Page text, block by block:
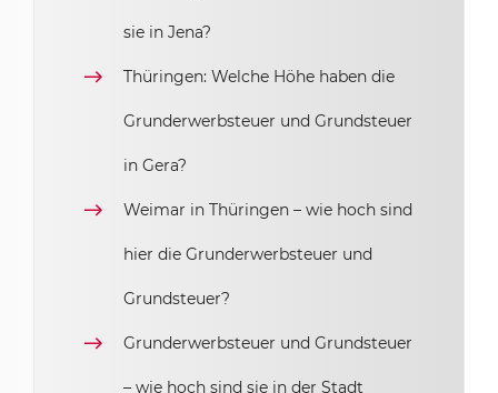
sie in Jena?
Thüringen: Welche Höhe haben die
Grunderwerbsteuer und Grundsteuer
in Gera?
Weimar in Thüringen – wie hoch sind
hier die Grunderwerbsteuer und
Grundsteuer?
Grunderwerbsteuer und Grundsteuer
– wie hoch sind sie in der Stadt